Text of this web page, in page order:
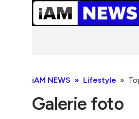
iAM NEWS Lifestyle
Galerie foto